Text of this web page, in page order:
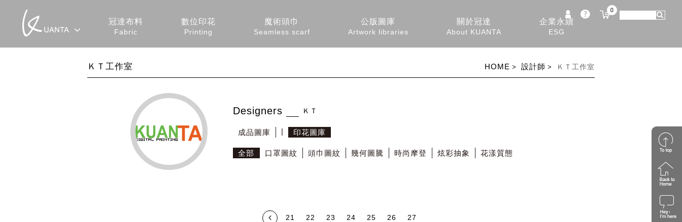
0
冠達布料
Fabric
數位印花
Printing
魔術頭巾
Seamless scarf
公版圖庫
Artwork libraries
關於冠達
About KUANTA
企業永續
ESG
ＫＴ工作室 HOME 設計師 ＫＴ工作室
Designers ＫＴ
成品圖庫 印花圖庫
全部 口罩圖紋 頭巾圖紋 幾何圖騰 時尚摩登 炫彩抽象 花漾質態
21 22 23 24 25 26 27